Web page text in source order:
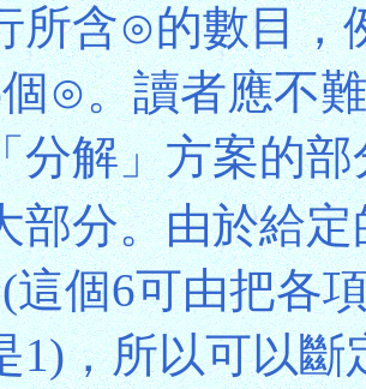
所含⊙的數目，
⊙。讀者應不
分解」方案的
部分。由於給
這個6可由把各
1)，所以可以